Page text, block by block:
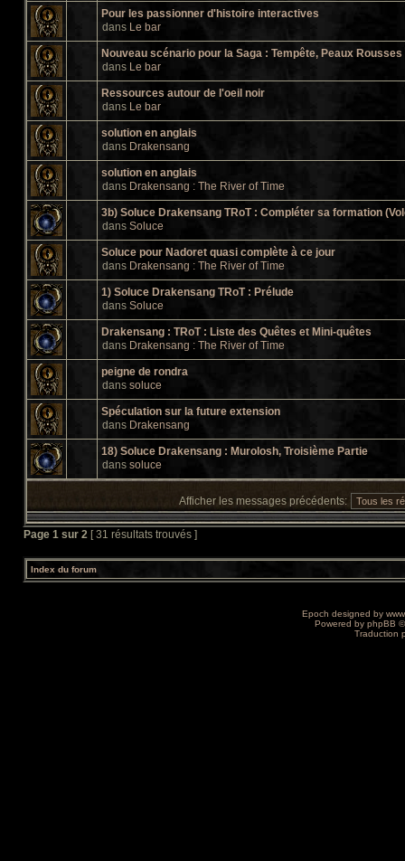
Pour les passionner d'histoire interactives
dans Le bar
Nouveau scénario pour la Saga : Tempête, Peaux Rousses
dans Le bar
Ressources autour de l'oeil noir
dans Le bar
solution en anglais
dans Drakensang
solution en anglais
dans Drakensang : The River of Time
3b) Soluce Drakensang TRoT : Compléter sa formation
dans Soluce
Soluce pour Nadoret quasi complète à ce jour
dans Drakensang : The River of Time
1) Soluce Drakensang TRoT : Prélude
dans Soluce
Drakensang : TRoT : Liste des Quêtes et Mini-quêtes
dans Drakensang : The River of Time
peigne de rondra
dans soluce
Spéculation sur la future extension
dans Drakensang
18) Soluce Drakensang : Murolosh, Troisième Partie
dans soluce
Afficher les messages précédents:
Page 1 sur 2 [ 31 résultats trouvés ]
Index du forum
Epoch designed by
Powered by phpBB
Traduction